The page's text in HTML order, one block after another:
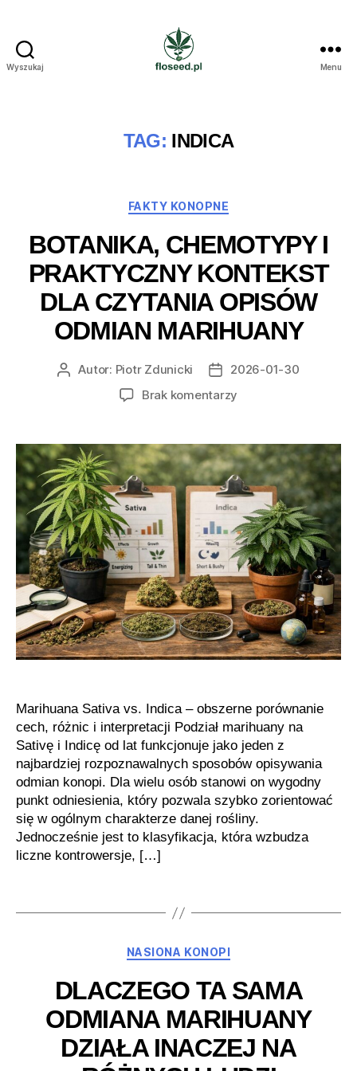
Wyszukaj Menu
TAG: INDICA
Kategorie
FAKTY KONOPNE
BOTANIKA, CHEMOTYPY I
PRAKTYCZNY KONTEKST
DLA CZYTANIA OPISÓW
ODMIAN MARIHUANY
AutorAutor: Piotr Zdunicki
Data2026-01-30
Brak komentarzy
i
praktyczny
kontekst
dla
czytania
opisów
odmian
marihuany
Marihuana Sativa vs. Indica – obszerne porównanie
cech, różnic i interpretacji Podział marihuany na
Sativę i Indicę od lat funkcjonuje jako jeden z
najbardziej rozpoznawalnych sposobów opisywania
odmian konopi. Dla wielu osób stanowi on wygodny
punkt odniesienia, który pozwala szybko zorientować
się w ogólnym charakterze danej rośliny.
Jednocześnie jest to klasyfikacja, która wzbudza
liczne kontrowersje, […]
Kategorie
NASIONA KONOPI
DLACZEGO TA SAMA
ODMIANA MARIHUANY
DZIAŁA INACZEJ NA